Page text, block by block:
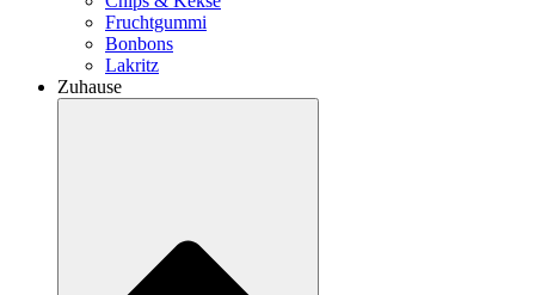
Fruchtgummi
Bonbons
Lakritz
Zuhause